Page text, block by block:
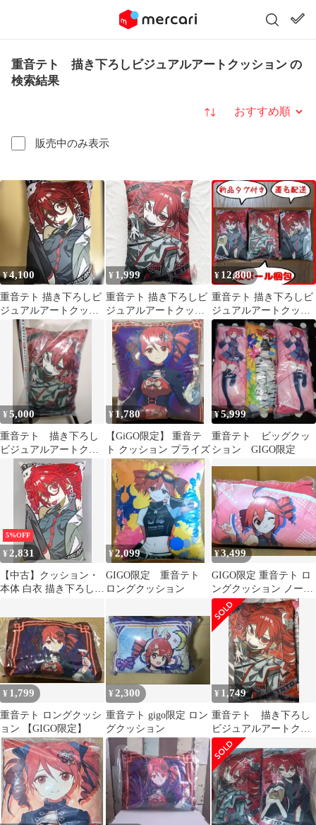
重音テト 描き下ろしビジュアルアートクッション の
検索結果
販売中のみ表示
並び替え
¥4,100
重音テト 描き下ろしビ
ジュアルアートクッシ
ョン
¥ 1,999
重音テト 描き下ろしビ
ジュアルアートクッシ
ョン SV ver.
¥ 12,800
重音テト 描き下ろしビ
ジュアルアートクッシ
ョン 全3種セット まと
め売り
¥5,000
重音テト 描き下ろし
ビジュアルアートクッ
ション
¥1,780
【GiGO限定】 重音テ
ト クッション プライズ
¥5,999
重音テト ビッグクッ
ション GIGO限定
5%OFF
¥2,831
【中古】クッション・
本体 白衣 描き下ろしビ
ョン 「重音テト」
¥2,099
GIGO限定 重音テト
ロングクッション
¥3,499
GIGO限定 重音テト ロ
ングクッション ノーマ
ル
¥ 1,799
重音テト ロングクッシ
ョン 【GIGO限定】
¥ 2,300
重音テト gigo限定 ロン
グクッション
¥ 1,749
重音テト 描き下ろし
ビジュアルアートクッ
ション 単品